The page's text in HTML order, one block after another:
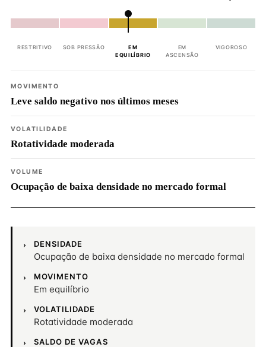
RESTRITIVO SOB PRESSÃO
EM
EQUILÍBRIO
EM
ASCENSÃO
VIGOROSO
MOVIMENTO
Leve saldo negativo nos últimos meses
VOLATILIDADE
Rotatividade moderada
VOLUME
Ocupação de baixa densidade no mercado formal
DENSIDADE
Ocupação de baixa densidade no mercado formal
MOVIMENTO
Em equilíbrio
VOLATILIDADE
Rotatividade moderada
SALDO DE VAGAS